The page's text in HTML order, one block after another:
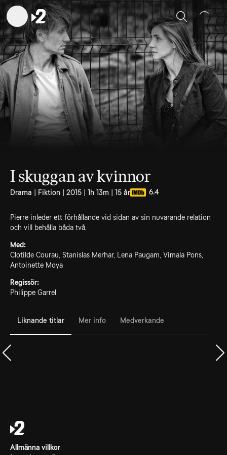
Sök
I skuggan av kvinnor
Drama | Fiktion | 2015 | 1h 13m | 15 år 6.4
Pierre inleder ett förhållande vid sidan av sin nuvarande relation
och vill behålla båda två.
Med:
Clotilde Courau, Stanislas Merhar, Lena Paugam, Vimala Pons,
Antoinette Moya
Regissör:
Philippe Garrel
Liknande titlar Mer info Medverkande
Allmänna villkor